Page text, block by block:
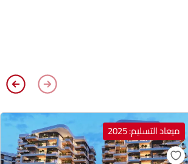
ميعاد التسليم: 2025